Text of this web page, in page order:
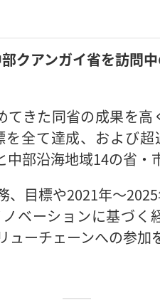
アンガイ省を訪問
きた同省の成果を
全て達成、および
部沿海地域14の省・
、目標や2021年～
ベーションに基づく
ーチェーンへの参加